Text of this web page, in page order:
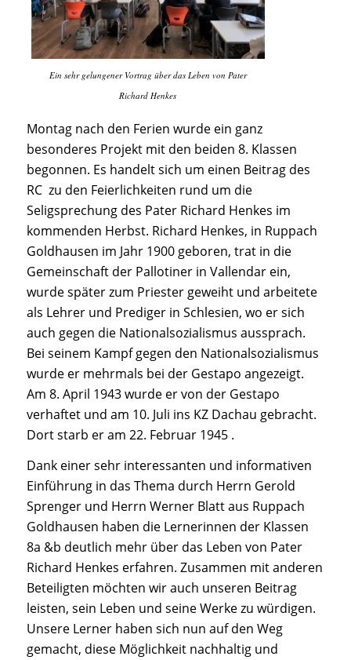
Ein sehr gelungener Vortrag über das Leben von Pater
Richard Henkes
Montag nach den Ferien wurde ein ganz
besonderes Projekt mit den beiden 8. Klassen
begonnen. Es handelt sich um einen Beitrag des
RC zu den Feierlichkeiten rund um die
Seligsprechung des Pater Richard Henkes im
kommenden Herbst. Richard Henkes, in Ruppach
Goldhausen im Jahr 1900 geboren, trat in die
Gemeinschaft der Pallotiner in Vallendar ein,
wurde später zum Priester geweiht und arbeitete
als Lehrer und Prediger in Schlesien, wo er sich
auch gegen die Nationalsozialismus aussprach.
Bei seinem Kampf gegen den Nationalsozialismus
wurde er mehrmals bei der Gestapo angezeigt.
Am 8. April 1943 wurde er von der Gestapo
verhaftet und am 10. Juli ins KZ Dachau gebracht.
Dort starb er am 22. Februar 1945 .
Dank einer sehr interessanten und informativen
Einführung in das Thema durch Herrn Gerold
Sprenger und Herrn Werner Blatt aus Ruppach
Goldhausen haben die Lernerinnen der Klassen
8a &b deutlich mehr über das Leben von Pater
Richard Henkes erfahren. Zusammen mit anderen
Beteiligten möchten wir auch unseren Beitrag
leisten, sein Leben und seine Werke zu würdigen.
Unsere Lerner haben sich nun auf den Weg
gemacht, diese Möglichkeit nachhaltig und